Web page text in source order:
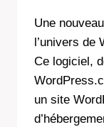
Une
l’univers de
Ce logiciel,
un site